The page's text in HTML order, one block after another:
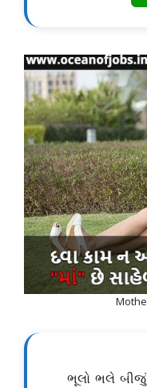
ભૂલો ભલે બીજું